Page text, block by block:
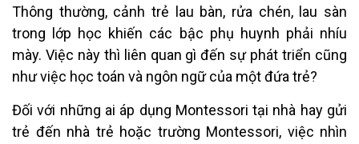
Thông thường, cảnh trẻ lau bàn, rửa chén, lau sàn
trong lớp học khiến các bậc phụ huynh phải nhíu
mày. Việc này thì liên quan gì đến sự phát triển cũng
như việc học toán và ngôn ngữ của một đứa trẻ?
Đối với những ai áp dụng Montessori tại nhà hay gửi
trẻ đến nhà trẻ hoặc trường Montessori, việc nhìn